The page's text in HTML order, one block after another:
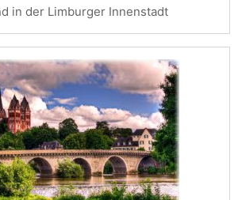
in der Limburger Innenstadt